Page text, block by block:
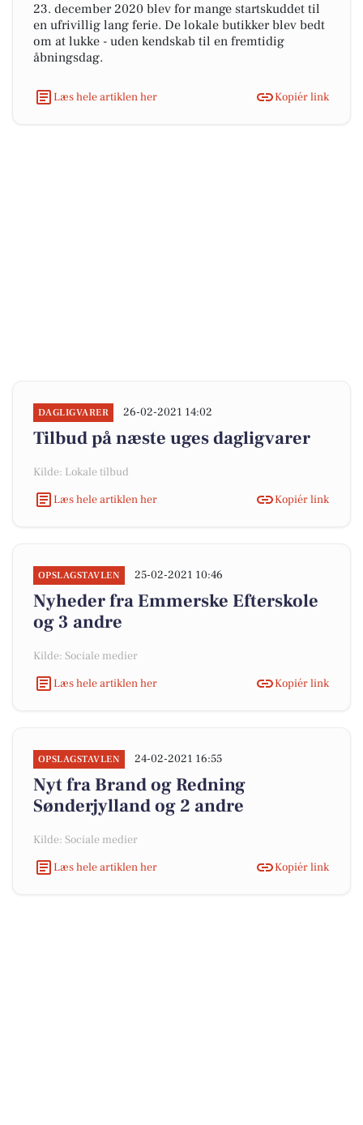
23. december 2020 blev for mange startskuddet til
en ufrivillig lang ferie. De lokale butikker blev bedt
om at lukke - uden kendskab til en fremtidig
åbningsdag.
Læs hele artiklen her Kopiér link
DAGLIGVARER 26-02-2021 14:02
Tilbud på næste uges dagligvarer
Kilde: Lokale tilbud
Læs hele artiklen her
Kopiér link
OPSLAGSTAVLEN 25-02-2021 10:46
Nyheder fra Emmerske Efterskole
og 3 andre
Kilde: Sociale medier
Læs hele artiklen her
Kopiér link
OPSLAGSTAVLEN 24-02-2021 16:55
Nyt fra Brand og Redning
Sønderjylland og 2 andre
Kilde: Sociale medier
Læs hele artiklen her
Kopiér link